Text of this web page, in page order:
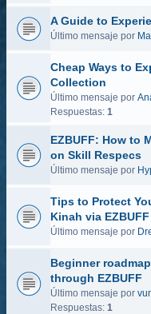
A Guide to
Último mensaje por
Cheap Ways to
Collection
Último mensaje por
Respuestas: 1
EZBUFF: How to
on Skill Respecs
Último mensaje por
Tips to Protect
Kinah via EZBUFF
Último mensaje por
Beginner
through EZBUFF
Último mensaje por
Respuestas: 1